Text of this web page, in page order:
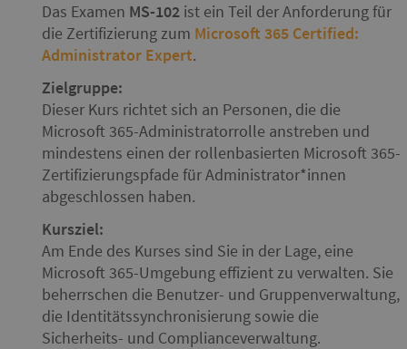
Das Examen MS-102 ist ein Teil der Anforderung für
die Zertifizierung zum Microsoft 365 Certified:
Administrator Expert.
Zielgruppe:
Dieser Kurs richtet sich an Personen, die die
Microsoft 365-Administratorrolle anstreben und
mindestens einen der rollenbasierten Microsoft 365-
Zertifizierungspfade für Administrator*innen
abgeschlossen haben.
Kursziel:
Am Ende des Kurses sind Sie in der Lage, eine
Microsoft 365-Umgebung effizient zu verwalten. Sie
beherrschen die Benutzer- und Gruppenverwaltung,
die Identitätssynchronisierung sowie die
Sicherheits- und Complianceverwaltung.